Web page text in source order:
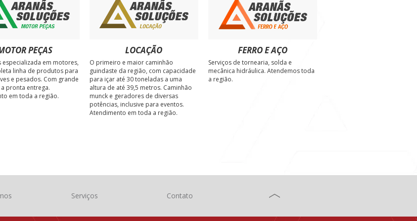
PEÇAS
especializada em motores,
linha de produtos para
e pesados. Com grande
pronta entrega.
em toda a região.
LOCAÇÃO
O primeiro e maior caminhão
guindaste da região, com capacidade
para içar até 30 toneladas a uma
altura de até 39,5 metros. Caminhão
munck e geradores de diversas
potências, inclusive para eventos.
Atendimento em toda a região.
FERRO E AÇO
Serviços de tornearia, solda e
mecânica hidráulica. Atendemos toda
a região.
Serviços Contato